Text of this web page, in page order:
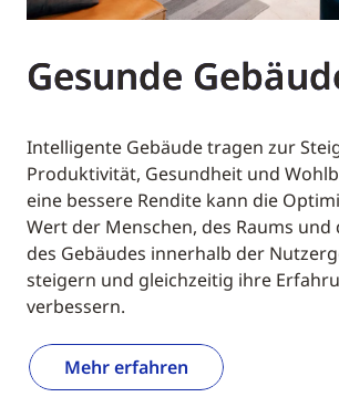
Gesunde
Intelligente Gebäude tragen zur
Produktivität, Gesundheit und
eine bessere Rendite kann die
Wert der Menschen, des Raums
des Gebäudes innerhalb der
steigern und gleichzeitig ihre
verbessern.
Mehr erfahren